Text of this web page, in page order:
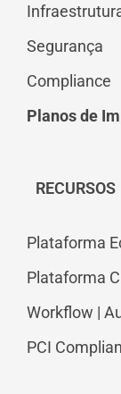
Segurança
Compliance
Planos de
RECURSOS
Plataforma
Plataforma
Workflow |
PCI